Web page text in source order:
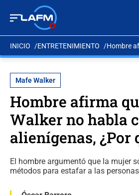
INICIO ENTRETENIMIENTO Hombre
Mafe Walker
Hombre afirma
Walker no habla
alienígenas, ¿Por
El hombre argumentó que la mujer
métodos para estafar a las